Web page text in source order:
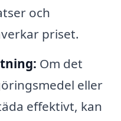
och
priset.
Om det
eller
effektivt, kan